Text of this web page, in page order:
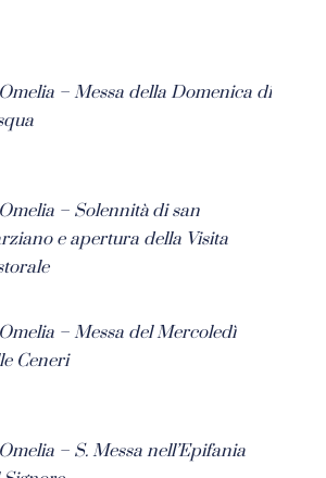
Omelia – Messa della Domenica di
Omelia – Solennità di san
e apertura della Visita
Omelia – Messa del Mercoledì
Ceneri
Omelia – S. Messa nell’Epifania